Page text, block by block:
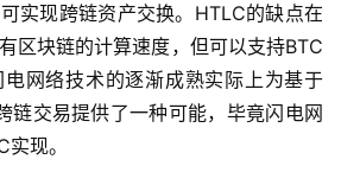
实现跨链资产交换。HTLC的缺点在
区块链的计算速度，但可以支持BTC
网络技术的逐渐成熟实际上为基于
链交易提供了一种可能，毕竟闪电网
现。